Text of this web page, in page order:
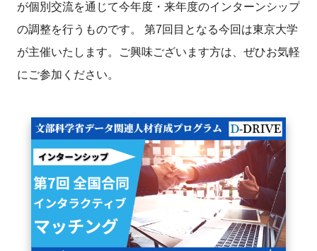
ニュース・掲示板
LINK-Jを知る
施設・アクセス
FAQ
イベントお知らせメール登録
が個別交流を通じて今年度・来年度のインターンシップ
の調整を行うものです。 第7回目となる今回は東京大学
が主催いたします。ご興味ございます方は、ぜひお気軽
にご参加ください。